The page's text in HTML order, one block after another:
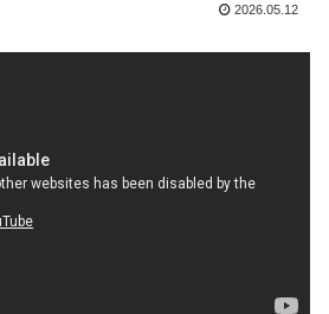
2026.05.12